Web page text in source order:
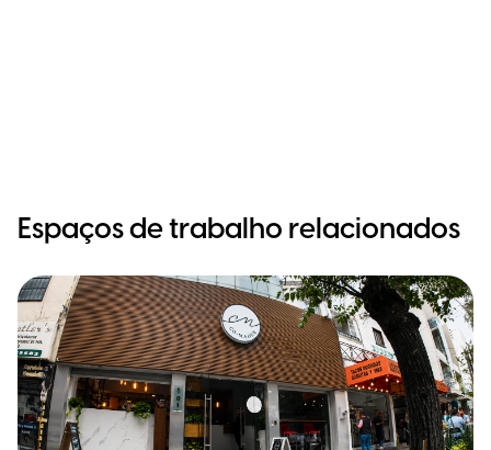
Espaços de trabalho relacionados